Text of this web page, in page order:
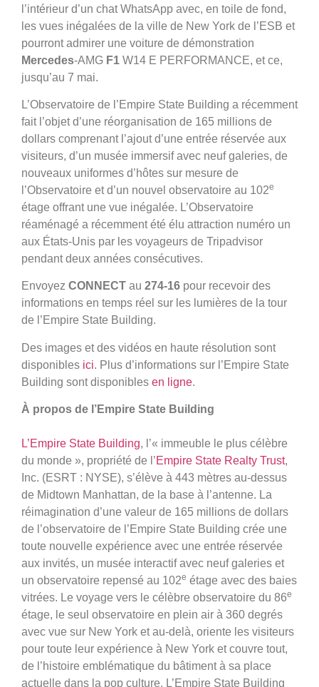
l’intérieur d’un chat WhatsApp avec, en toile de fond,
les vues inégalées de la ville de New York de l’ESB et
pourront admirer une voiture de démonstration
Mercedes-AMG F1 W14 E PERFORMANCE, et ce,
jusqu’au 7 mai.
L’Observatoire de l’Empire State Building a récemment
fait l’objet d’une réorganisation de 165 millions de
dollars comprenant l’ajout d’une entrée réservée aux
visiteurs, d’un musée immersif avec neuf galeries, de
nouveaux uniformes d’hôtes sur mesure de
l’Observatoire et d’un nouvel observatoire au 102e
étage offrant une vue inégalée. L’Observatoire
réaménagé a récemment été élu attraction numéro un
aux États-Unis par les voyageurs de Tripadvisor
pendant deux années consécutives.
Envoyez CONNECT au 274-16 pour recevoir des
informations en temps réel sur les lumières de la tour
de l’Empire State Building.
Des images et des vidéos en haute résolution sont
disponibles ici. Plus d’informations sur l’Empire State
Building sont disponibles en ligne.
À propos de l’Empire State Building
L’Empire State Building, l’« immeuble le plus célèbre
du monde », propriété de l’Empire State Realty Trust,
Inc. (ESRT : NYSE), s’élève à 443 mètres au-dessus
de Midtown Manhattan, de la base à l’antenne. La
réimagination d’une valeur de 165 millions de dollars
de l’observatoire de l’Empire State Building crée une
toute nouvelle expérience avec une entrée réservée
aux invités, un musée interactif avec neuf galeries et
un observatoire repensé au 102e étage avec des baies
vitrées. Le voyage vers le célèbre observatoire du 86e
étage, le seul observatoire en plein air à 360 degrés
avec vue sur New York et au-delà, oriente les visiteurs
pour toute leur expérience à New York et couvre tout,
de l’histoire emblématique du bâtiment à sa place
actuelle dans la pop culture. L’Empire State Building